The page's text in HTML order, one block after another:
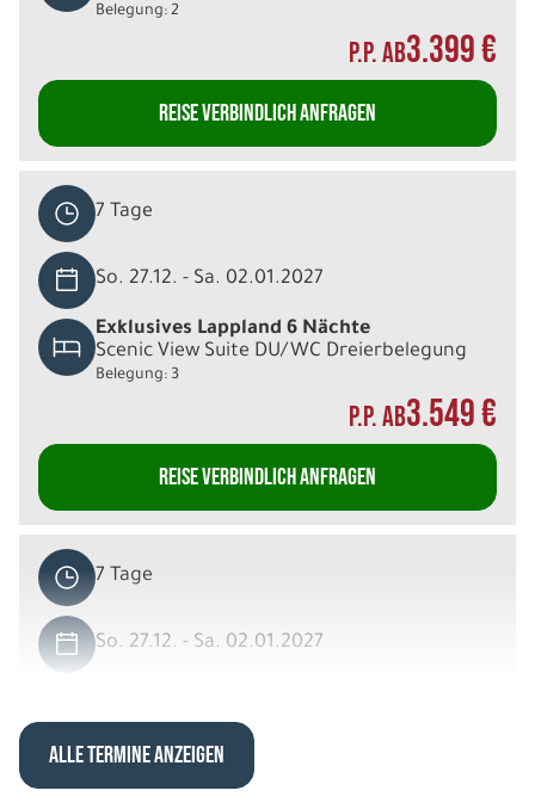
Belegung: 2
P.P. AB3.399 €
REISE VERBINDLICH ANFRAGEN
7 Tage
So. 27.12. - Sa. 02.01.2027
Exklusives Lappland 6 Nächte
Scenic View Suite DU/WC Dreierbelegung
Belegung: 3
P.P. AB3.549 €
REISE VERBINDLICH ANFRAGEN
7 Tage
So. 27.12. - Sa. 02.01.2027
ALLE TERMINE ANZEIGEN